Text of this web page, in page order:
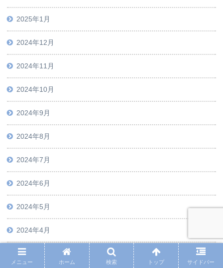
2025年1月
2024年12月
2024年11月
2024年10月
2024年9月
2024年8月
2024年7月
2024年6月
2024年5月
2024年4月
2024年3月
メニュー ホーム 検索 トップ サイドバー